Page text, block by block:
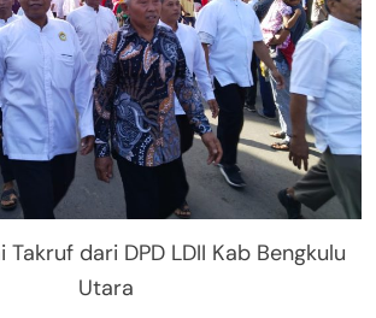
Takruf dari DPD LDII Kab Bengkulu
Utara